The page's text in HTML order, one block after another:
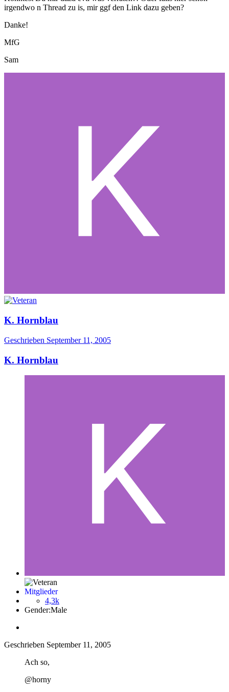
irgendwo n Thread zu is, mir ggf den Link dazu geben?
Danke!
MfG
Sam
K. Hornblau
Geschrieben September 11, 2005
K. Hornblau
Mitglieder
4,3k
Gender:Male
Geschrieben September 11, 2005
Ach so,
@horny